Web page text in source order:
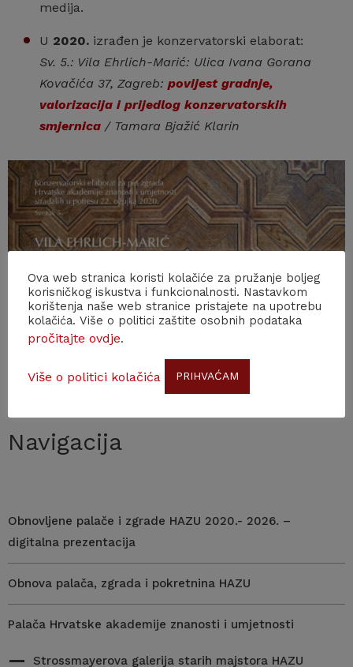
medija.
U 2020. izrađen je konzervatorski elaborat:
Sv. 5.: Vila Ehrlich-Marić: Ulica Ivana Gorana
Kovačića 37, Zagreb: povijest gradnje,
valorizacija i prijedlog konzervatorskih
smjernica / Tamara Bjažić Klarin
Navigacija
Obnovljene palače i zgrade HAZU 2020.- 2026. –
digitalna prezentacija
Obnova palača, zgrada i pokretnina HAZU
Palača Hrvatske akademije znanosti i umjetnosti
Strossmayerova galerija starih majstora HAZU
Ova web stranica koristi kolačiće za pružanje boljeg
korisničkog iskustva i funkcionalnosti. Nastavkom
korištenja naše web stranice pristajete na upotrebu
kolačića. Više o politici zaštite osobnih podataka
pročitajte ovdje.
Više o politici kolačića PRIHVAĆAM